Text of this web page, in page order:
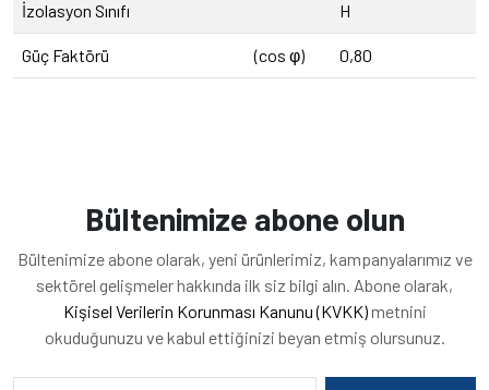
İzolasyon Sınıfı H
Güç Faktörü (cos φ) 0,80
Bültenimize abone olun
Bültenimize abone olarak, yeni ürünlerimiz, kampanyalarımız ve
sektörel gelişmeler hakkında ilk siz bilgi alın. Abone olarak,
Kişisel Verilerin Korunması Kanunu (KVKK)metnini
okuduğunuzu ve kabul ettiğinizi beyan etmiş olursunuz.